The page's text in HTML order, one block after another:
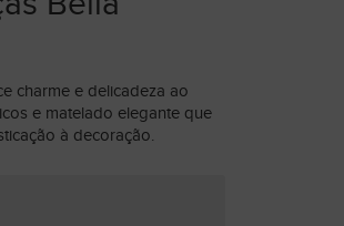
charme e delicadeza ao
e matelado elegante que
à decoração.